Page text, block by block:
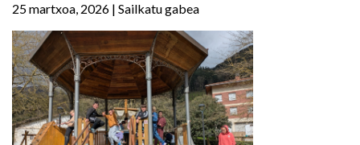
25 martxoa, 2026 | Sailkatu gabea